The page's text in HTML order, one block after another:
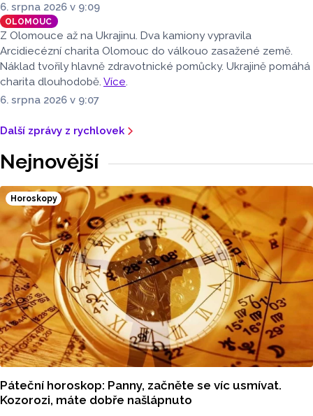
6. srpna 2026 v 9:09
OLOMOUC
Z Olomouce až na Ukrajinu. Dva kamiony vypravila
Arcidiecézní charita Olomouc do válkouo zasažené země.
Náklad tvořily hlavně zdravotnické pomůcky. Ukrajině pomáhá
charita dlouhodobě. Více.
6. srpna 2026 v 9:07
Další zprávy z rychlovek
Nejnovější
Horoskopy
Páteční horoskop: Panny, začněte se víc usmívat.
Kozorozi, máte dobře našlápnuto